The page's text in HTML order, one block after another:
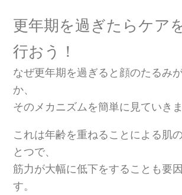
更年期を過ぎたらケア
行おう！
なぜ更年期を過ぎると顔のたるみ
か、
そのメカニズムを簡単に見ていきま
これは年齢を重ねることによる肌
とつで、
筋力が大幅に低下をすることも要
す。